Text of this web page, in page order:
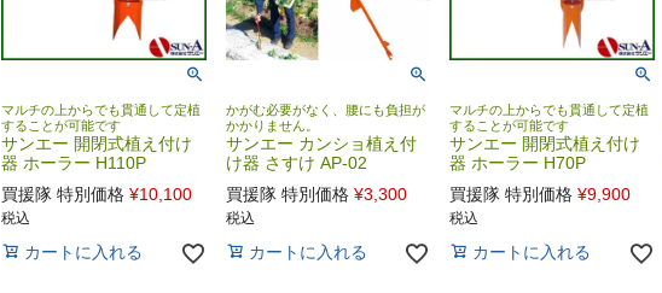
マルチの上からでも貫通して定植
することが可能です
サンエー 開閉式植え付け
器 ホーラー H110P
買援隊 特別価格 ¥10,100
税込
カートに入れる
かがむ必要がなく、腰にも負担が
かかりません。
サンエー カンショ植え付
け器 さすけ AP-02
買援隊 特別価格 ¥3,300
税込
カートに入れる
マルチの上からでも貫通して定植
することが可能です
サンエー 開閉式植え付け
器 ホーラー H70P
買援隊 特別価格 ¥9,900
税込
カートに入れる